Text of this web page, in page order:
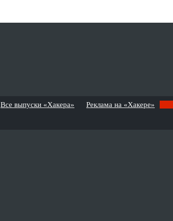
Все выпуски «Хакера» Реклама на «Хакере»